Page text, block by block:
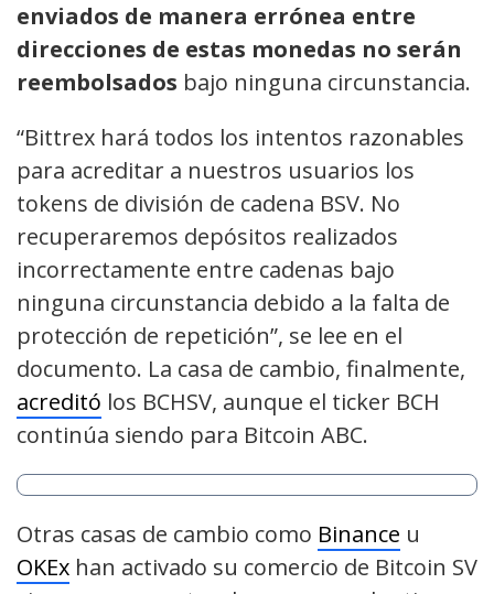
enviados de manera errónea entre
direcciones de estas monedas no serán
reembolsados bajo ninguna circunstancia.
“Bittrex hará todos los intentos razonables
para acreditar a nuestros usuarios los
tokens de división de cadena BSV. No
recuperaremos depósitos realizados
incorrectamente entre cadenas bajo
ninguna circunstancia debido a la falta de
protección de repetición”, se lee en el
documento. La casa de cambio, finalmente,
acreditó los BCHSV, aunque el ticker BCH
continúa siendo para Bitcoin ABC.
Otras casas de cambio como Binance u
OKEx han activado su comercio de Bitcoin SV